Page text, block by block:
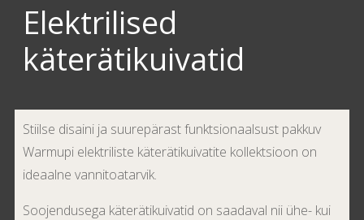
Elektrilised
käterätikuivatid
Stiilse disaini ja suurepärast funktsionaalsust pakkuv
Warmupi elektriliste käterätikuivatite kollektsioon on
ideaalne vannitoatarvik.
Soojendusega käterätikuivatid on saadaval nii ühe- kui